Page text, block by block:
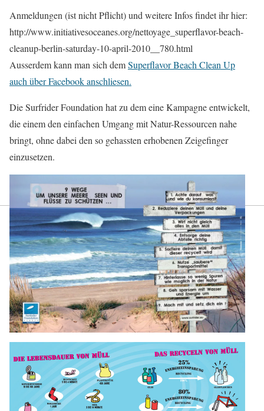
Anmeldungen (ist nicht Pflicht) und weitere Infos findet ihr hier:
http://www.initiativesoceanes.org/nettoyage_superflavor-beach-
cleanup-berlin-saturday-10-april-2010__780.html
Ausserdem kann man sich demSuperflavor Beach Clean Up
auch über Facebook anschliesen.
Die Surfrider Foundation hat zu dem eine Kampagne entwickelt,
die einem den einfachen Umgang mit Natur-Ressourcen nahe
bringt, ohne dabei den so gehassten erhobenen Zeigefinger
einzusetzen.